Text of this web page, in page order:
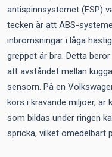
antispinnsystemet (ESP)
tecken är att ABS-
inbromsningar i låga
greppet är bra. Detta
att avståndet mellan
sensorn. På en
körs i krävande miljöer,
som bildas under ringen
spricka, vilket omedelbart